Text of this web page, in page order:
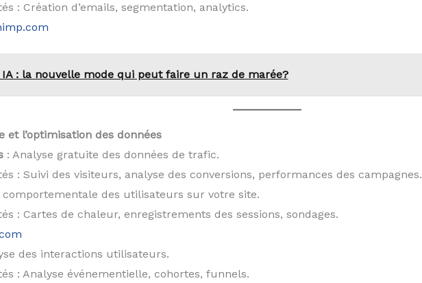
: Création d’emails, segmentation, analytics.
IA : la nouvelle mode qui peut faire un raz de marée?
et l’optimisation des données
: Analyse gratuite des données de trafic.
: Suivi des visiteurs, analyse des conversions, performances des campagnes.
des utilisateurs sur votre site.
: Cartes de chaleur, enregistrements des sessions, sondages.
des interactions utilisateurs.
: Analyse événementielle, cohortes, funnels.